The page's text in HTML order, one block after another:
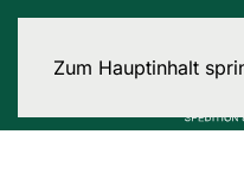
Zum Hauptinhalt